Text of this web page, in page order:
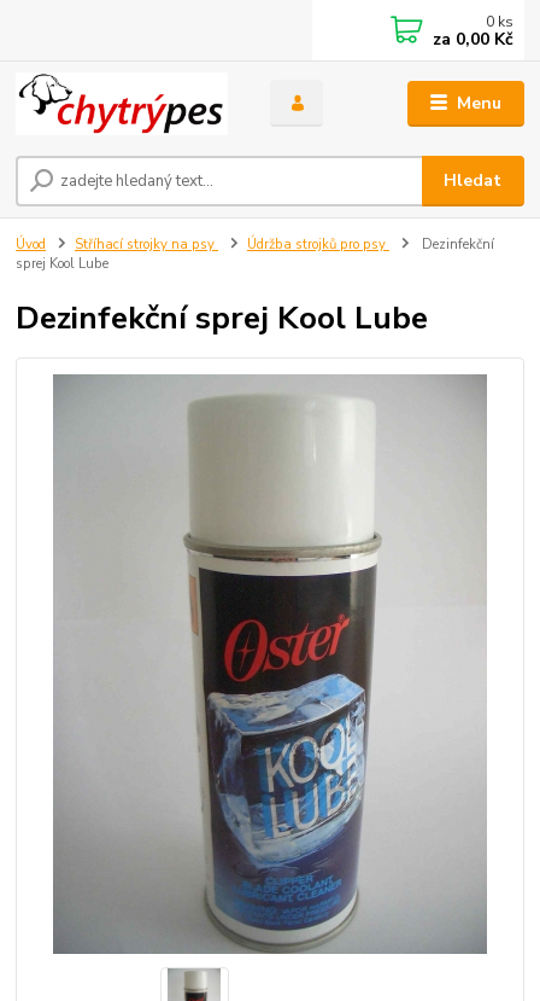
Menu
Hledat
0 ks
za 0,00 Kč
Úvod Stříhací strojky na psy Údržba strojků pro psy
Dezinfekční
sprej Kool Lube
Dezinfekční sprej Kool Lube